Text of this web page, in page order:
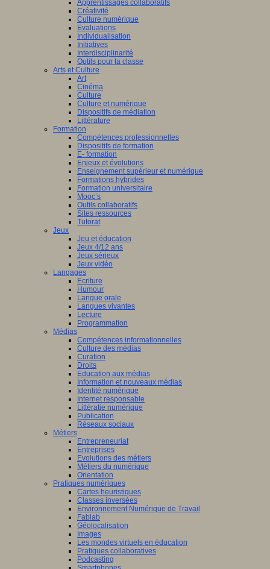
Apprentissages collaboratifs
Créativité
Culture numérique
Evaluations
Individualisation
Initiatives
Interdisciplinarité
Outils pour la classe
Arts et Culture
Art
Cinéma
Culture
Culture et numérique
Dispositifs de médiation
Littérature
Formation
Compétences professionnelles
Dispositifs de formation
E- formation
Enjeux et évolutions
Enseignement supérieur et numérique
Formations hybrides
Formation universitaire
Mooc’s
Outils collaboratifs
Sites ressources
Tutorat
Jeux
Jeu et éducation
Jeux 4/12 ans
Jeux sérieux
Jeux vidéo
Langages
Ecriture
Humour
Langue orale
Langues vivantes
Lecture
Programmation
Médias
Compétences informationnelles
Culture des médias
Curation
Droits
Education aux médias
Information et nouveaux médias
Identité numérique
Internet responsable
Littératie numérique
Publication
Réseaux sociaux
Métiers
Entrepreneuriat
Entreprises
Evolutions des métiers
Métiers du numérique
Orientation
Pratiques numériques
Cartes heuristiques
Classes inversées
Environnement Numérique de Travail
Fablab
Géolocalisation
Images
Les mondes virtuels en éducation
Pratiques collaboratives
Podcasting